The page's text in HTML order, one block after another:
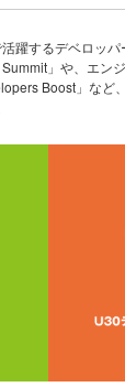
躍するデベロッ
」や、エン
Boost」など